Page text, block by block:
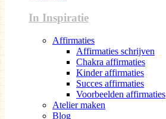
In Inspiratie
Affirmaties
Affirmaties schrijven
Chakra affirmaties
Kinder affirmaties
Succes affirmaties
Voorbeelden affirmaties
Atelier maken
Blog